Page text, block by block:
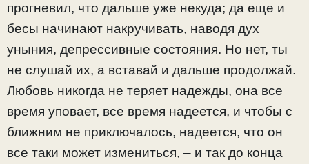
прогневил, что дальше уже некуда; да еще и
бесы начинают накручивать, наводя дух
уныния, депрессивные состояния. Но нет, ты
не слушай их, а вставай и дальше продолжай.
Любовь никогда не теряет надежды, она все
время уповает, все время надеется, и чтобы с
ближним не приключалось, надеется, что он
все таки может измениться, – и так до конца